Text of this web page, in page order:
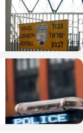
חדשות
חדשות